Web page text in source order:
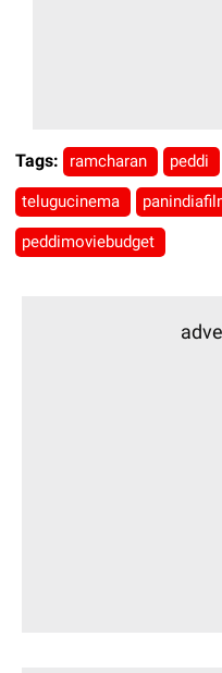
Tags: ramcharan peddi
telugucinema
peddimoviebudget